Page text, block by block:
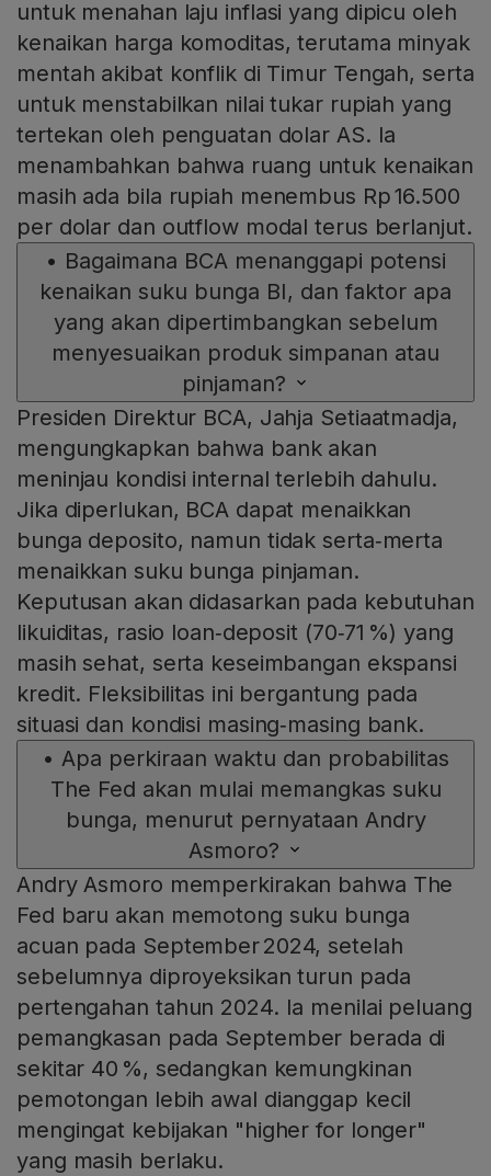
untuk menahan laju inflasi yang dipicu oleh
kenaikan harga komoditas, terutama minyak
mentah akibat konflik di Timur Tengah, serta
untuk menstabilkan nilai tukar rupiah yang
tertekan oleh penguatan dolar AS. Ia
menambahkan bahwa ruang untuk kenaikan
masih ada bila rupiah menembus Rp 16.500
per dolar dan outflow modal terus berlanjut.
• Bagaimana BCA menanggapi potensi
kenaikan suku bunga BI, dan faktor apa
yang akan dipertimbangkan sebelum
menyesuaikan produk simpanan atau
pinjaman?
Presiden Direktur BCA, Jahja Setiaatmadja,
mengungkapkan bahwa bank akan
meninjau kondisi internal terlebih dahulu.
Jika diperlukan, BCA dapat menaikkan
bunga deposito, namun tidak serta‑merta
menaikkan suku bunga pinjaman.
Keputusan akan didasarkan pada kebutuhan
likuiditas, rasio loan‑deposit (70‑71 %) yang
masih sehat, serta keseimbangan ekspansi
kredit. Fleksibilitas ini bergantung pada
situasi dan kondisi masing‑masing bank.
• Apa perkiraan waktu dan probabilitas
The Fed akan mulai memangkas suku
bunga, menurut pernyataan Andry
Asmoro?
Andry Asmoro memperkirakan bahwa The
Fed baru akan memotong suku bunga
acuan pada September 2024, setelah
sebelumnya diproyeksikan turun pada
pertengahan tahun 2024. Ia menilai peluang
pemangkasan pada September berada di
sekitar 40 %, sedangkan kemungkinan
pemotongan lebih awal dianggap kecil
mengingat kebijakan "higher for longer"
yang masih berlaku.